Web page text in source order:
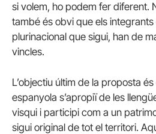
si volem, ho podem fer diferent.
també és obvi que els integrants
plurinacional que sigui, han de
vincles.
L’objectiu últim de la proposta
espanyola s’apropiï de les
visqui i participi com a un
sigui original de tot el territori.